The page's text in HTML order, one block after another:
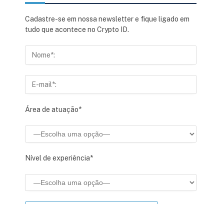
Cadastre-se em nossa newsletter e fique ligado em
tudo que acontece no Crypto ID.
Área de atuação*
Nível de experiência*